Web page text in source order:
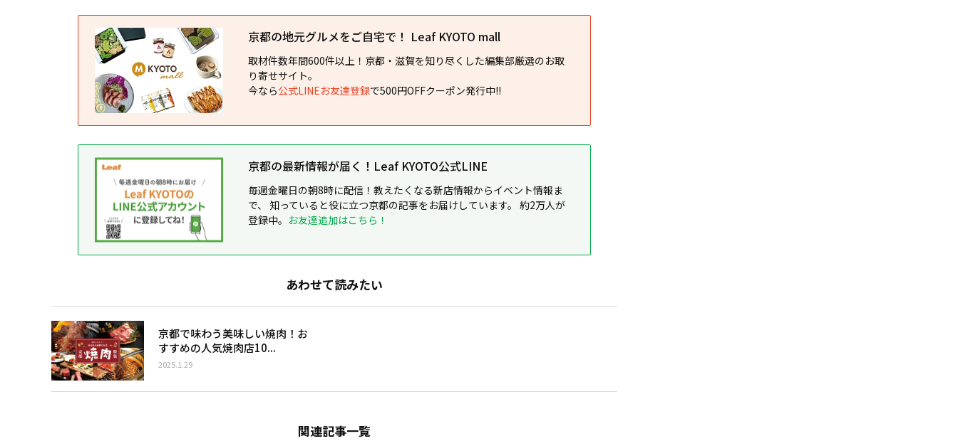
京都の地元グルメをご自宅で！ Leaf KYOTO mall
取材件数年間600件以上！京都・滋賀を知り尽くした編集部厳選のお取
り寄せサイト。
今なら公式LINEお友達登録で500円OFFクーポン発行中!!
京都の最新情報が届く！Leaf KYOTO公式LINE
毎週金曜日の朝8時に配信！教えたくなる新店情報からイベント情報ま
で、 知っていると役に立つ京都の記事をお届けしています。 約2万人が
登録中。 お友達追加はこちら！
あわせて読みたい
京都で味わう美味しい焼肉！お
すすめの人気焼肉店10...
2025.1.29
関連記事一覧